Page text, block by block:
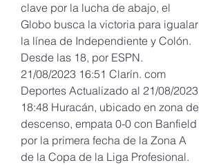
clave por la lucha de abajo, el
Globo busca la victoria para igualar
la línea de Independiente y Colón.
Desde las 18, por ESPN.
21/08/2023 16:51 Clarín. com
Deportes Actualizado al 21/08/2023
18:48 Huracán, ubicado en zona de
descenso, empata 0-0 con Banfield
por la primera fecha de la Zona A
de la Copa de la Liga Profesional.